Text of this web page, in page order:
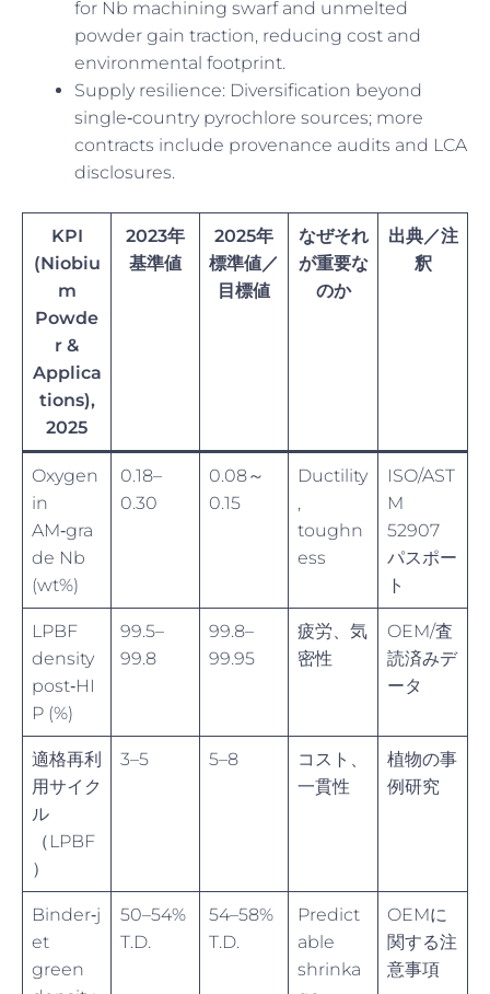
for Nb machining swarf and unmelted
powder gain traction, reducing cost and
environmental footprint.
Supply resilience: Diversification beyond
single‑country pyrochlore sources; more
contracts include provenance audits and LCA
disclosures.
KPI
(Niobiu
m
Powde
r &
Applica
tions),
2025
2023年
基準値
2025年
標準値／
目標値
なぜそれ
が重要な
のか
出典／注
釈
Oxygen
in
AM‑gra
de Nb
(wt%)
0.18–
0.30
0.08～
0.15
Ductility
,
toughn
ess
ISO/AST
M
52907
パスポー
ト
LPBF
density
post‑HI
P (%)
99.5–
99.8
99.8–
99.95
疲労、気
密性
OEM/査
読済みデ
ータ
適格再利
用サイク
ル
（LPBF
）
3–5 5–8
コスト、
一貫性
植物の事
例研究
Binder‑j
et
green
50–54%
T.D.
54–58%
T.D.
Predict
able
shrinka
OEMに
関する注
意事項